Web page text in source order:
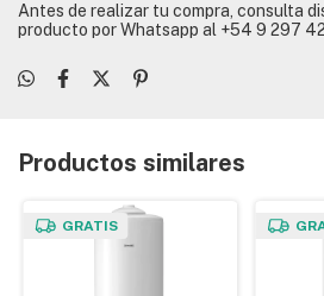
Antes de realizar tu compra, consulta
producto por Whatsapp al +54 9 297
Productos similares
GRATIS